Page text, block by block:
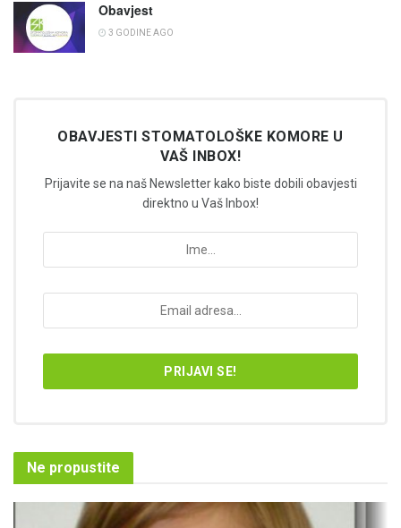
Obavjest
3 GODINE AGO
OBAVJESTI STOMATOLOŠKE KOMORE U
VAŠ INBOX!
Prijavite se na naš Newsletter kako biste dobili obavjesti
direktno u Vaš Inbox!
Ne propustite